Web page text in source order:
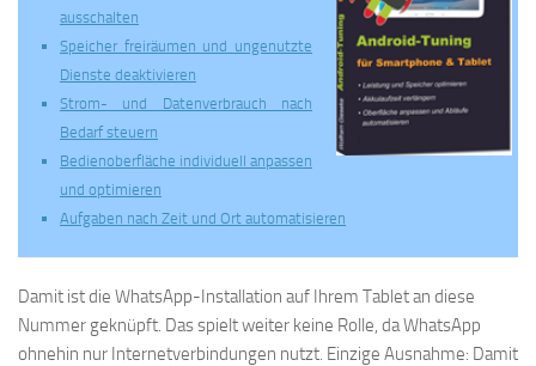
ausschalten
Speicher freiräumen und ungenutzte
Dienste deaktivieren
Strom- und Datenverbrauch nach
Bedarf steuern
Bedienoberfläche individuell anpassen
und optimieren
Aufgaben nach Zeit und Ort automatisieren
Damit ist die WhatsApp-Installation auf Ihrem Tablet an diese
Nummer geknüpft. Das spielt weiter keine Rolle, da WhatsApp
ohnehin nur Internetverbindungen nutzt. Einzige Ausnahme: Damit